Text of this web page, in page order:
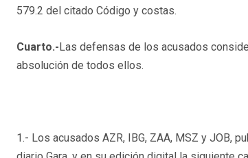
579.2 del citado Código y costas.
Cuarto.- Las defensas de los acusados
absolución de todos ellos.
1.- Los acusados AZR, IBG, ZAA, MSZ y JOB,